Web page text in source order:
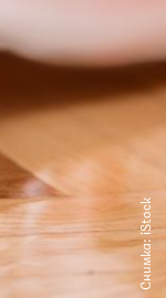
Снимка: iStock